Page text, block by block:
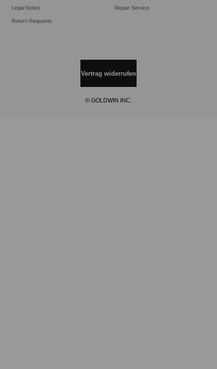
Legal Notice Repair Service
Return Requests
Vertrag widerrufen
© GOLDWIN INC.